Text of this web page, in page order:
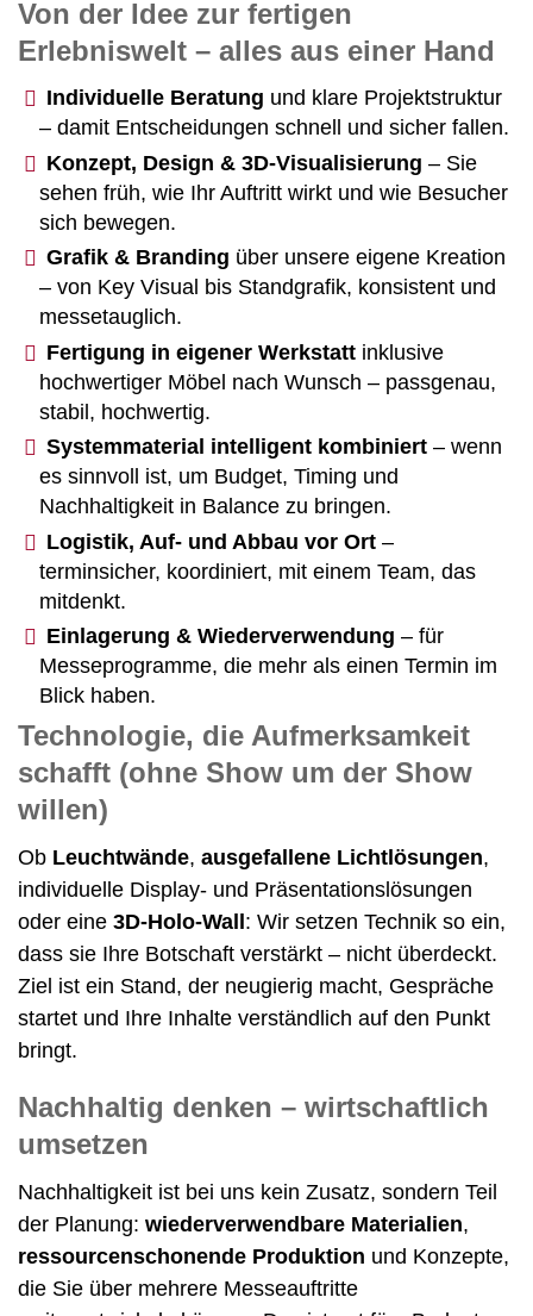
Von der Idee zur fertigen
Erlebniswelt – alles aus einer Hand
Individuelle Beratung und klare Projektstruktur
– damit Entscheidungen schnell und sicher fallen.
Konzept, Design & 3D-Visualisierung – Sie
sehen früh, wie Ihr Auftritt wirkt und wie Besucher
sich bewegen.
Grafik & Branding über unsere eigene Kreation
– von Key Visual bis Standgrafik, konsistent und
messetauglich.
Fertigung in eigener Werkstattinklusive
hochwertiger Möbel nach Wunsch – passgenau,
stabil, hochwertig.
Systemmaterial intelligent kombiniert– wenn
es sinnvoll ist, um Budget, Timing und
Nachhaltigkeit in Balance zu bringen.
Logistik, Auf- und Abbau vor Ort–
terminsicher, koordiniert, mit einem Team, das
mitdenkt.
Einlagerung & Wiederverwendung – für
Messeprogramme, die mehr als einen Termin im
Blick haben.
Technologie, die Aufmerksamkeit
schafft (ohne Show um der Show
willen)
Ob Leuchtwände, ausgefallene Lichtlösungen,
individuelle Display- und Präsentationslösungen
oder eine 3D-Holo-Wall: Wir setzen Technik so ein,
dass sie Ihre Botschaft verstärkt – nicht überdeckt.
Ziel ist ein Stand, der neugierig macht, Gespräche
startet und Ihre Inhalte verständlich auf den Punkt
bringt.
Nachhaltig denken – wirtschaftlich
umsetzen
Nachhaltigkeit ist bei uns kein Zusatz, sondern Teil
der Planung: wiederverwendbare Materialien,
ressourcenschonende Produktion und Konzepte,
die Sie über mehrere Messeauftritte